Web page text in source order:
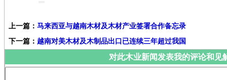
上一篇： 马来西亚与越南木材及木材产业签署合作备忘录
下一篇： 越南对美木材及木制品出口已连续三年超过我国
对此木业新闻发表我的评论和见